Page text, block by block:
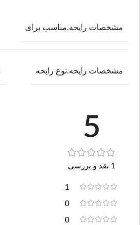
مشخصات رایحه.مناسب برای
مشخصات رایحه.نوع رایحه
5
1 نقد و بررسی
1
0
0